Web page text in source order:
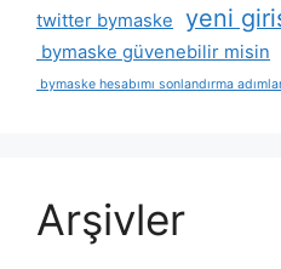
twitter bymaske yeni
bymaske güvenebilir misin
bymaske hesabımı sonlandırma
Arşivler